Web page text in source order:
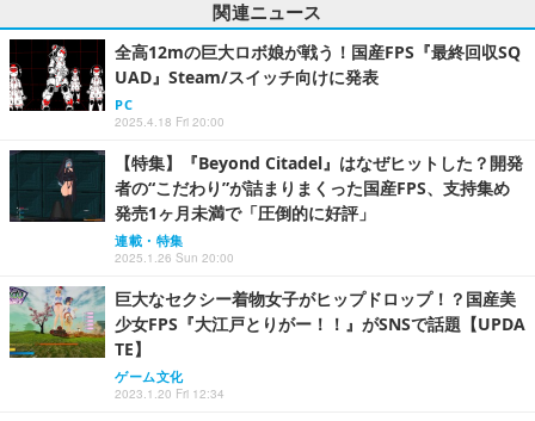
関連ニュース
全高12mの巨大ロボ娘が戦う！国産FPS『最終回収SQ
UAD』Steam/スイッチ向けに発表
PC
2025.4.18 Fri 20:00
【特集】『Beyond Citadel』はなぜヒットした？開発
者の“こだわり”が詰まりまくった国産FPS、支持集め
発売1ヶ月未満で「圧倒的に好評」
連載・特集
2025.1.26 Sun 20:00
巨大なセクシー着物女子がヒップドロップ！？国産美
少女FPS『大江戸とりがー！！』がSNSで話題【UPDA
TE】
ゲーム文化
2023.1.20 Fri 12:34